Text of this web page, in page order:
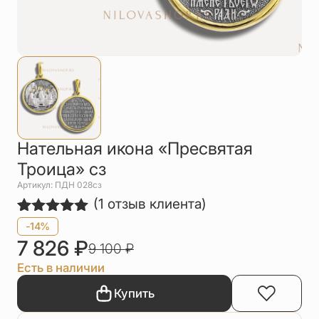
Цепи
Чётки
Другое
Нательная икона «Пресвятая
Троица» сз
Артикул: ПДН 028сз
Рейтинг
5.00из 5
на основе
опроса
1
пользователя
(1 отзыв клиента)
-14%
7 826 ₽9 100₽
Есть в наличии
Купить